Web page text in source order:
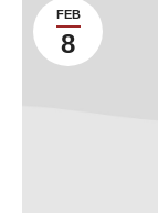
FEB
8